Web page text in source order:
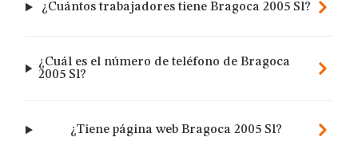
¿Cuántos trabajadores tiene Bragoca 2005 Sl?
¿Cuál es el número de teléfono de Bragoca
2005 Sl?
¿Tiene página web Bragoca 2005 Sl?